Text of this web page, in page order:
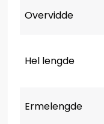
Overvidde
Hel lengde
Ermelengde